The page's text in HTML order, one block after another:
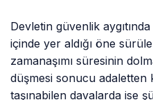
Devletin güvenlik
içinde yer aldığı öne
zamanaşımı süresinin
düşmesi sonucu adaletten
taşınabilen davalarda ise